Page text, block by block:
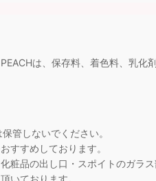
は、保存料、着色料、乳
管しないでください。
すすめしております。
品の出し口・スポイトのガラ